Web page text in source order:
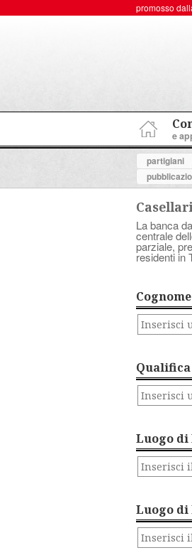
promosso
e
partigiani
La banca
centrale
parziale,
residenti in
Qualifica
Luogo di
Luogo di